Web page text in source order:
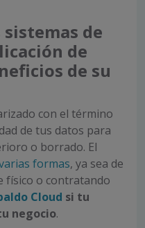
de
de
de su
con el término
de tus datos para
o borrado. El
formas, ya sea de
físico o contratando
Cloud si tu
negocio.